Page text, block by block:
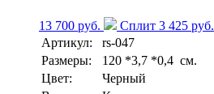
13 700 руб.
Сплит 3 425 руб.
Артикул:
rs-047
Размеры:
120 *3,7 *0,4 см.
Цвет:
Черный